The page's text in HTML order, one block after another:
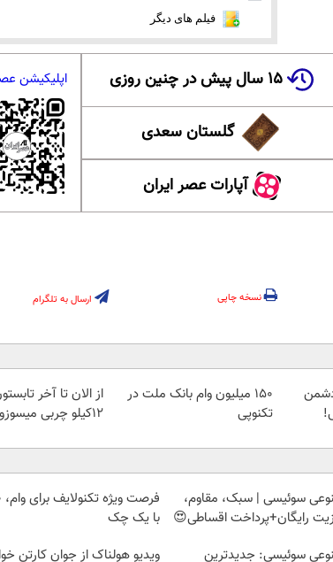
فیلم های دیگر
۱۵ سال پیش در چنین روزی
گلستان سعدی
آپارات عصر ایران
اپلیکیشن
نسخه چاپی ارسال به تلگرام
150 میلیون وام بانک ملت در
تکنوپی
از الان تا آخر
12کیلو چربی میسوزونی
سوئیسی | سبک، مقاوم،
رایگان+پرداخت اقساطی😍
با یک چک
سوئیسی: جدیدترین
ویدیو هولناک از جوان کارتن